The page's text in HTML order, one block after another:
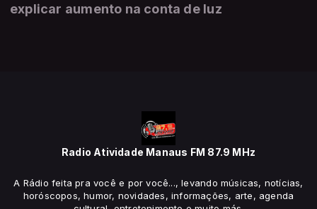
explicar aumento na conta de luz
Radio Atividade Manaus FM 87.9 MHz
A Rádio feita pra você e por você..., levando músicas, notícias,
horóscopos, humor, novidades, informações, arte, agenda